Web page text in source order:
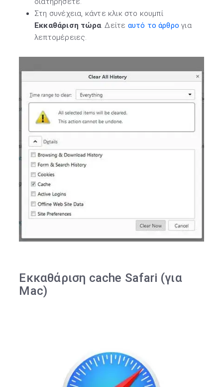
Στη συνέχεια, κάντε κλικ στο κουμπί
Εκκαθάριση τώρα. Δείτε αυτό το άρθρο για
λεπτομέρειες.
Εκκαθάριση cache Safari (για
Mac)